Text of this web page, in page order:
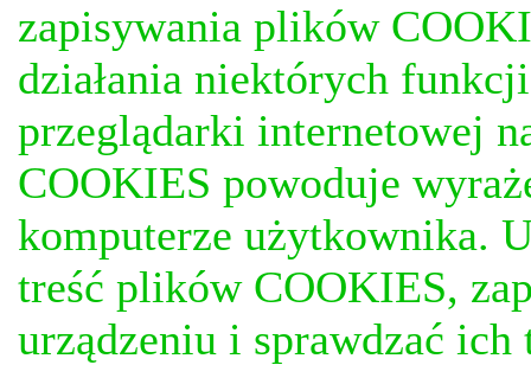
zapisywania plików
działania niektórych
przeglądarki internetowej
COOKIES powoduje
komputerze użytkownika.
treść plików COOKIES,
urządzeniu i sprawdzać ich